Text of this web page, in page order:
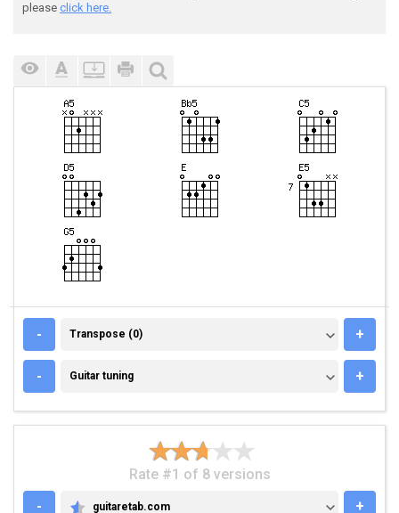
please click here.
- TRANSPOSE (0)
Transpose (0) +
- GUITAR TUNING
Guitar tuning +
Rate #1 of 8 versions
-
guitaretab.com +